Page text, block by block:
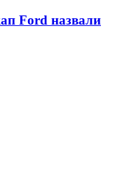
Ford назвали